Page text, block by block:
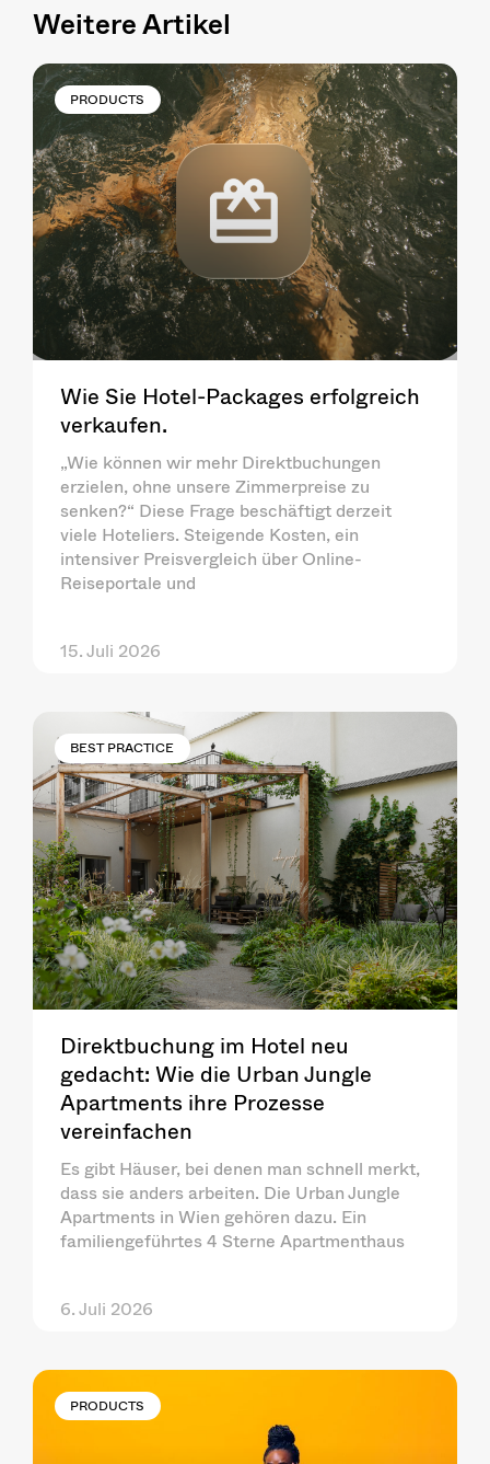
Weitere Artikel
PRODUCTS
Wie Sie Hotel-Packages erfolgreich
verkaufen.
„Wie können wir mehr Direktbuchungen
erzielen, ohne unsere Zimmerpreise zu
senken?“ Diese Frage beschäftigt derzeit
viele Hoteliers. Steigende Kosten, ein
intensiver Preisvergleich über Online-
Reiseportale und
15. Juli 2026
BEST PRACTICE
Direktbuchung im Hotel neu
gedacht: Wie die Urban Jungle
Apartments ihre Prozesse
vereinfachen
Es gibt Häuser, bei denen man schnell merkt,
dass sie anders arbeiten. Die Urban Jungle
Apartments in Wien gehören dazu. Ein
familiengeführtes 4 Sterne Apartmenthaus
6. Juli 2026
PRODUCTS